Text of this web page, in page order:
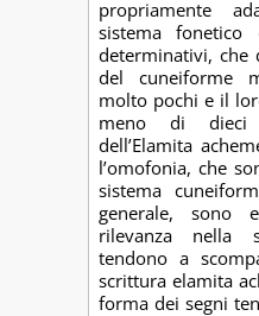
propriamente
sistema
determinativi, che
del cuneiforme
molto pochi e il
meno di
dell’Elamita
l’omofonia, che
sistema
generale, sono
rilevanza nella
tendono a
scrittura elamita
forma dei segni